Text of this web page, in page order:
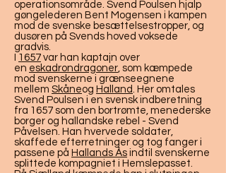
operationsområde. Svend Poulsen hjalp
gøngelederen Bent Mogensen i kampen
mod de svenske besættelsestropper, og
dusøren på Svends hoved voksede
gradvis.
1657 var han kaptajn over
en eskadrondragoner, som kæmpede
mod svenskerne i grænseegnene
mellem Skåneog Halland. Her omtales
Svend Poulsen i en svensk indberetning
fra 1657 som den bortrømte, menederske
borger og hallandske rebel - Svend
Påvelsen. Han hvervede soldater,
skaffede efterretninger og tog fanger i
passene på Hallands Ås indtil svenskerne
splittede kompagniet i Hemslepasset.